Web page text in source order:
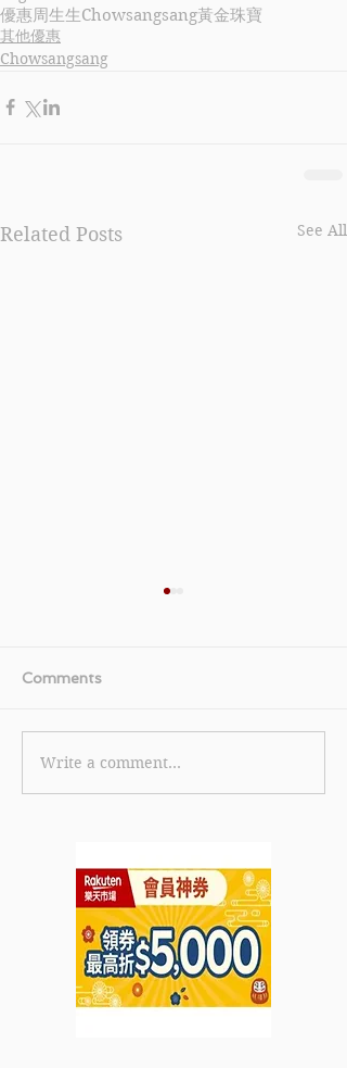
優惠周生生Chowsangsang黃金珠寶
其他優惠
Chowsangsang
Related Posts See All
【美國運通白金卡優惠】
美國運通白金卡限時全新
贈 (優惠至2026年6月30
日)
Comments
Write a comment...